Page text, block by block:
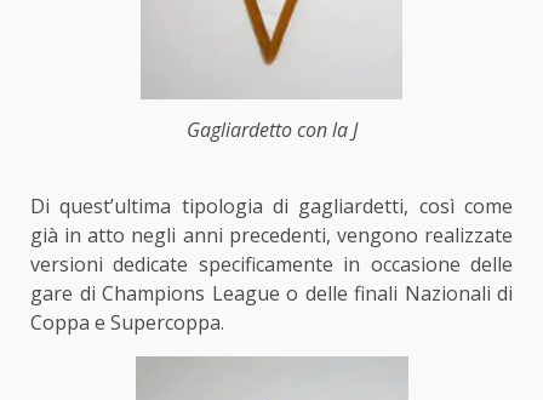
Gagliardetto con la J
Di quest’ultima tipologia di gagliardetti, così come
già in atto negli anni precedenti, vengono realizzate
versioni dedicate specificamente in occasione delle
gare di Champions League o delle finali Nazionali di
Coppa e Supercoppa.